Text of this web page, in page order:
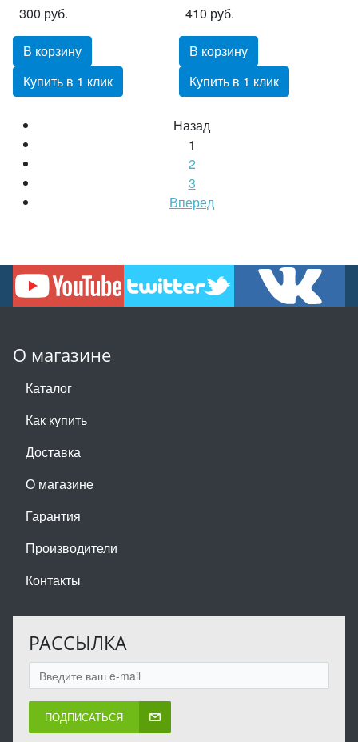
300 руб.
В корзину
Купить в 1 клик
410 руб.
В корзину
Купить в 1 клик
Назад
1
2
3
Вперед
О магазине
Каталог
Как купить
Доставка
О магазине
Гарантия
Производители
Контакты
РАССЫЛКА
ПОДПИСАТЬСЯ